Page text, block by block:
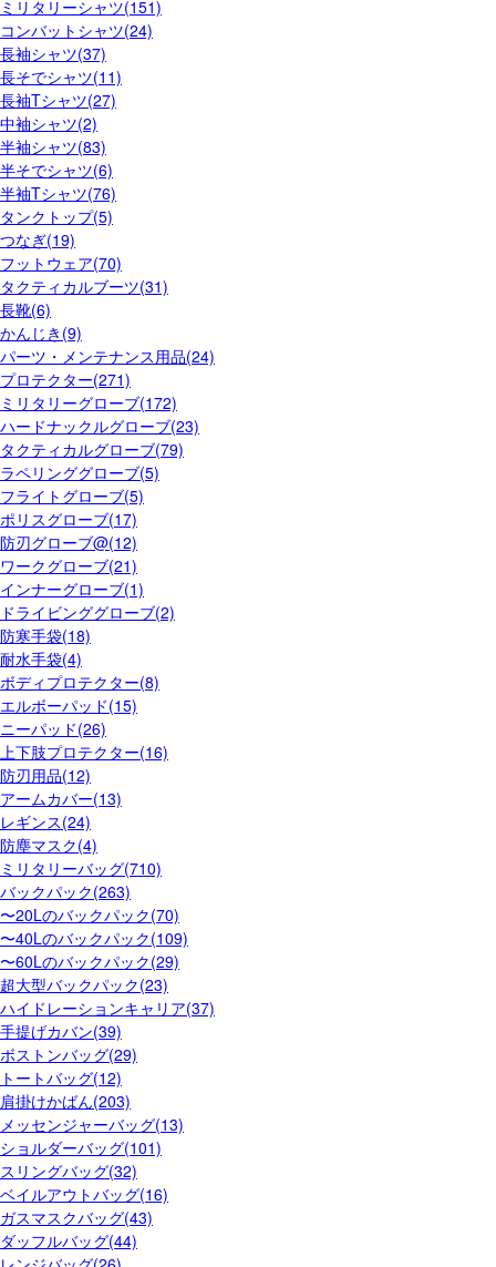
ミリタリーシャツ(151)
コンバットシャツ(24)
長袖シャツ(37)
長そでシャツ(11)
長袖Tシャツ(27)
中袖シャツ(2)
半袖シャツ(83)
半そでシャツ(6)
半袖Tシャツ(76)
タンクトップ(5)
つなぎ(19)
フットウェア(70)
タクティカルブーツ(31)
長靴(6)
かんじき(9)
パーツ・メンテナンス用品(24)
プロテクター(271)
ミリタリーグローブ(172)
ハードナックルグローブ(23)
タクティカルグローブ(79)
ラペリンググローブ(5)
フライトグローブ(5)
ポリスグローブ(17)
防刃グローブ@(12)
ワークグローブ(21)
インナーグローブ(1)
ドライビンググローブ(2)
防寒手袋(18)
耐水手袋(4)
ボディプロテクター(8)
エルボーパッド(15)
ニーパッド(26)
上下肢プロテクター(16)
防刃用品(12)
アームカバー(13)
レギンス(24)
防塵マスク(4)
ミリタリーバッグ(710)
バックパック(263)
〜20Lのバックパック(70)
〜40Lのバックパック(109)
〜60Lのバックパック(29)
超大型バックパック(23)
ハイドレーションキャリア(37)
手提げカバン(39)
ボストンバッグ(29)
トートバッグ(12)
肩掛けかばん(203)
メッセンジャーバッグ(13)
ショルダーバッグ(101)
スリングバッグ(32)
ベイルアウトバッグ(16)
ガスマスクバッグ(43)
ダッフルバッグ(44)